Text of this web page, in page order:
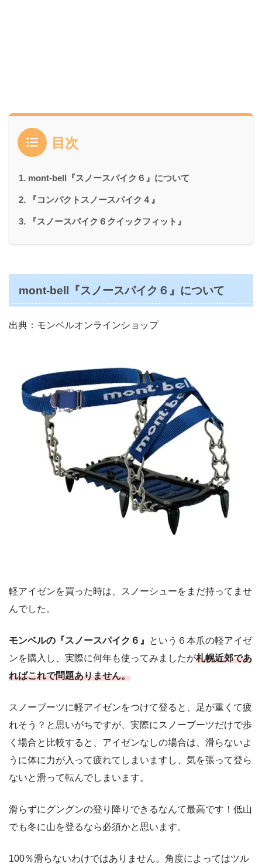
目次
mont-bell『スノースパイク６』について
『コンパクトスノースパイク４』
『スノースパイク６クイックフィット』
mont-bell『スノースパイク６』について
出典：モンベルオンラインショップ
軽アイゼンを買った時は、スノーシューをまだ持ってませ
んでした。
モンベルの『スノースパイク６』
という６本爪の軽アイゼ
ンを購入し、実際に何年も使ってみましたが札幌近郊であ
ればこれで問題ありません。
スノーブーツに軽アイゼンをつけて登ると、足が重くて疲
れそう？と思いがちですが、実際にスノーブーツだけで歩
く場合と比較すると、アイゼンなしの場合は、滑らないよ
うに体に力が入って疲れてしまいますし、気を張って登ら
ないと滑って転んでしまいます。
滑らずにグングンの登り降りできるなんて最高です！低山
でも冬に山を登るなら必須かと思います。
100％滑らないわけではありません。角度によってはツル